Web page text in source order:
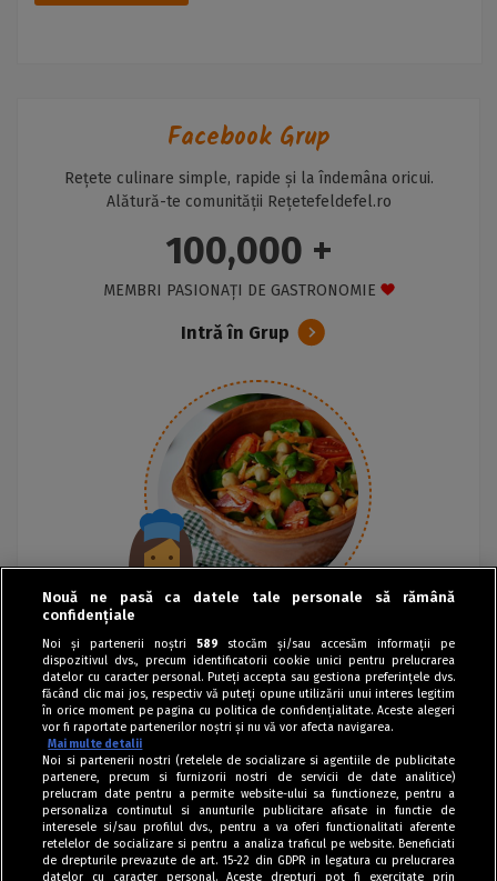
Facebook Grup
Rețete culinare simple, rapide și la îndemâna oricui.
Alătură-te comunității Rețetefeldefel.ro
100,000 +
MEMBRI PASIONAȚI DE GASTRONOMIE
Intră în Grup
Nouă ne pasă ca datele tale personale să rămână
confidențiale
Noi și partenerii noștri 589 stocăm și/sau accesăm informații pe
dispozitivul dvs., precum identificatorii cookie unici pentru prelucrarea
datelor cu caracter personal. Puteți accepta sau gestiona preferințele dvs.
făcând clic mai jos, respectiv vă puteți opune utilizării unui interes legitim
în orice moment pe pagina cu politica de confidențialitate. Aceste alegeri
vor fi raportate partenerilor noștri și nu vă vor afecta navigarea.
Mai multe detalii
Noi si partenerii nostri (retelele de socializare si agentiile de publicitate
partenere, precum si furnizorii nostri de servicii de date analitice)
prelucram date pentru a permite website-ului sa functioneze, pentru a
personaliza continutul si anunturile publicitare afisate in functie de
interesele si/sau profilul dvs., pentru a va oferi functionalitati aferente
retelelor de socializare si pentru a analiza traficul pe website. Beneficiati
de drepturile prevazute de art. 15-22 din GDPR in legatura cu prelucrarea
datelor cu caracter personal. Aceste drepturi pot fi exercitate prin